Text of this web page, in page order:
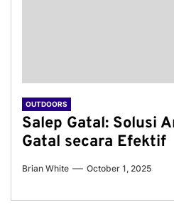
OUTDOORS
Salep Gatal: Solusi
Gatal secara Efektif
Brian White October 1, 2025